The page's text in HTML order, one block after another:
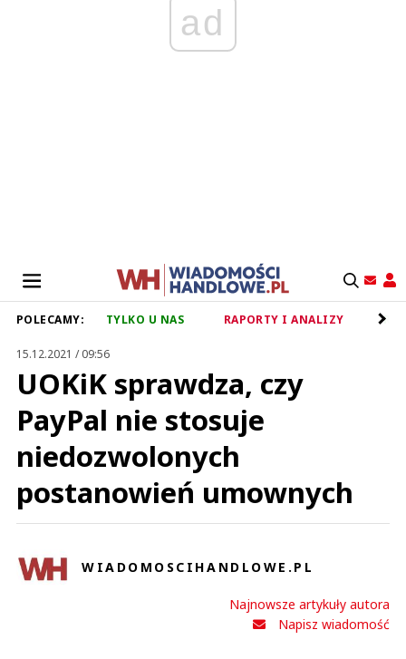
ad
POLECAMY: TYLKO U NAS RAPORTY I ANALIZY
15.12.2021 / 09:56
UOKiK sprawdza, czy
PayPal nie stosuje
niedozwolonych
postanowień umownych
WIADOMOSCIHANDLOWE.PL
Najnowsze artykuły autora
Napisz wiadomość